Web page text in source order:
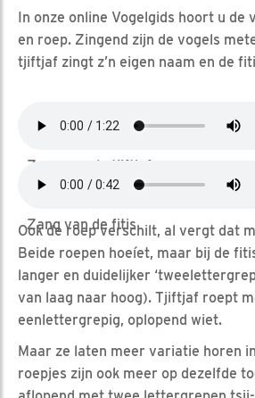
In onze online Vogelgids hoort u de
en roep. Zingend zijn de vogels
tjiftjaf zingt z’n eigen naam en de
Zang van de tjiftjaf
Zang van de fitis
Ook de roep verschilt, al vergt dat
Beide roepen hoeíet, maar bij de
langer en duidelijker
van laag naar hoog). Tjiftjaf roept
eenlettergrepig, oplopend wiet.
Maar ze laten meer variatie horen
roepjes zijn ook meer op dezelfde